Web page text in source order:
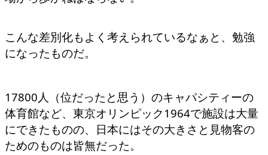
こんな差別化もよく考えられているなぁと、勉強
になったものだ。
17800人（位だったと思う）のキャパシティーの
体育館など、東京オリンピック1964で施設は大量
にできたものの、日本にはその大きさと見物客の
ためのものは皆無だった。